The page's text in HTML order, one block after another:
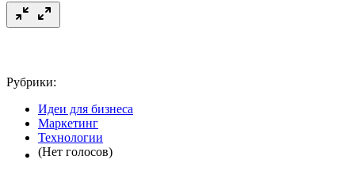
Рубрики:
Идеи для бизнеса
Маркетинг
Технологии
(Нет голосов)